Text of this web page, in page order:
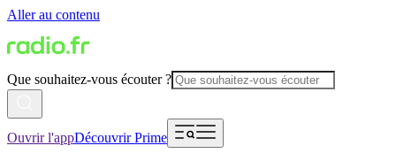
Aller au contenu
Que souhaitez-vous écouter ?
Ouvrir l'appDécouvrir Prime